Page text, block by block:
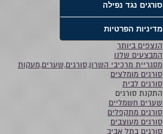
סורגים נגד נפילה
מדיניות הפרטיות
סורגים
אודות
הנצפים ביותר
המבצעים שלנו
מסגריית מרכיבי השרון,סורגים,שערים,מעקות
סורגים מומלצים
סורגים לבית
התקנת סורגים
שערים חשמליים
סורגים מתקפלים
סורגים מעוצבים
סורגים בתל אביב